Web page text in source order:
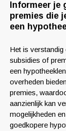
Informeer je
premies die
een
Het is
subsidies of
een
overheden
premies,
aanzienlijk kan
mogelijkheden
goedkopere